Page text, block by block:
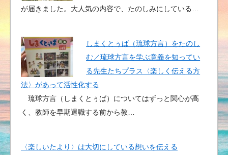
が届きました。大人気の内容で、たのしみにしている…
しまくとぅば（琉球方言）をたのし
む／琉球方言を学ぶ意義を知ってい
る先生たちプラス〈楽しく伝える方
法〉があって活性化する
琉球方言（しまくとぅば）についてはずっと関心が高
く、教師を早期退職する前から教…
〈楽しいたより〉は大切にしている想いを伝える